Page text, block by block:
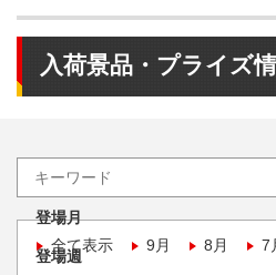
入荷景品・プライズ
登場月
全て表示
9月 8月 7
登場週